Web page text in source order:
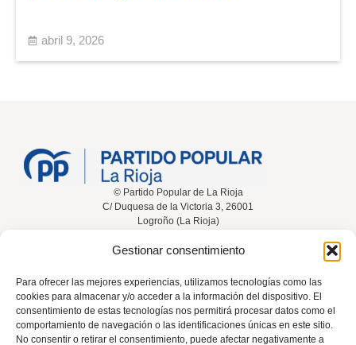
Gestionar consentimiento
Para ofrecer las mejores experiencias, utilizamos tecnologías como las
cookies para almacenar y/o acceder a la información del dispositivo. El
consentimiento de estas tecnologías nos permitirá procesar datos como el
comportamiento de navegación o las identificaciones únicas en este sitio.
No consentir o retirar el consentimiento, puede afectar negativamente a
abril 9, 2026
© Partido Popular de La Rioja
C/ Duquesa de la Victoria 3, 26001
Logroño (La Rioja)
Participa Contacta